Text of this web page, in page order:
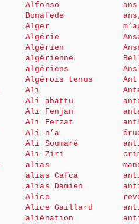
Alfonso
Bonafede
Alger
Algérie
Algérien
algérienne
algériens
Algérois tenus
Ali
Ali abattu
Ali Fenjan
Ali Ferzat
Ali n’a
Ali Soumaré
Ali Ziri
alias
alias Cafca
alias Damien
Alice
Alice Gaillard
aliénation
Ant